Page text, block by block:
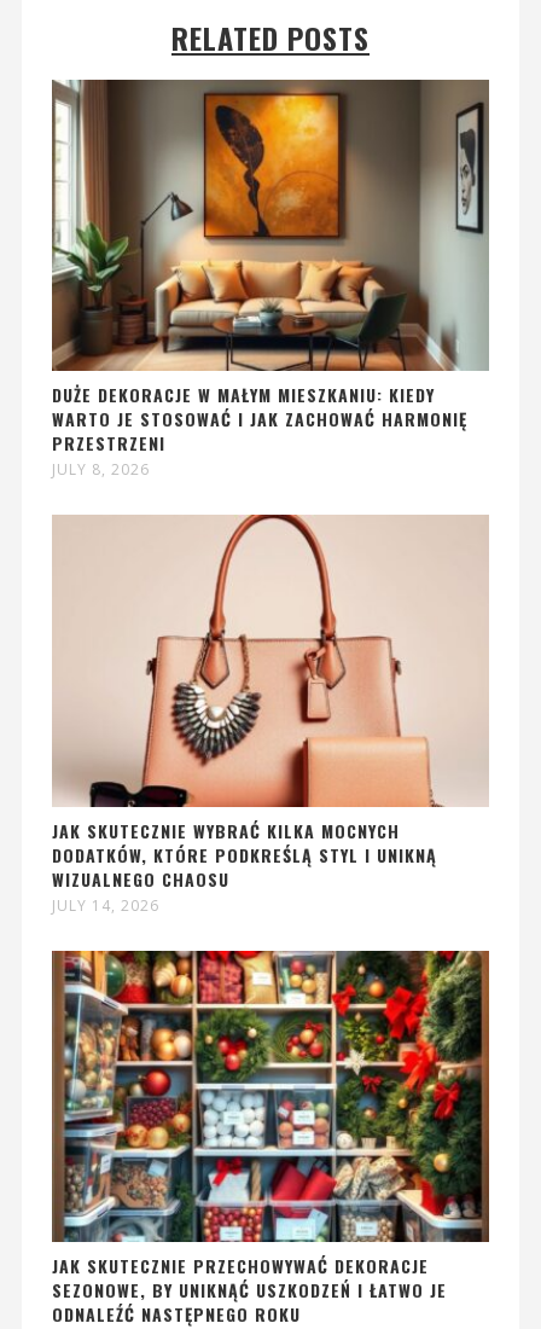
RELATED POSTS
DUŻE DEKORACJE W MAŁYM MIESZKANIU: KIEDY
WARTO JE STOSOWAĆ I JAK ZACHOWAĆ HARMONIĘ
PRZESTRZENI
JULY 8, 2026
JAK SKUTECZNIE WYBRAĆ KILKA MOCNYCH
DODATKÓW, KTÓRE PODKREŚLĄ STYL I UNIKNĄ
WIZUALNEGO CHAOSU
JULY 14, 2026
JAK SKUTECZNIE PRZECHOWYWAĆ DEKORACJE
SEZONOWE, BY UNIKNĄĆ USZKODZEŃ I ŁATWO JE
ODNALEŹĆ NASTĘPNEGO ROKU